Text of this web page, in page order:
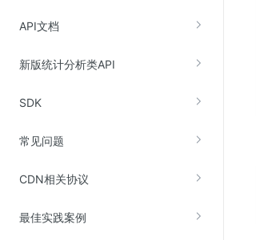
API文档
新版统计分析类API
SDK
常见问题
CDN相关协议
最佳实践案例
云堡垒机
主机安全
SSL证书管理